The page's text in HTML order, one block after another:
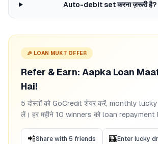
Auto-debit set करना ज़रूरी है?
🎉 LOAN MUKT OFFER
Refer & Earn: Aapka Loan
Hai!
5 दोस्तों को GoCredit शेयर करें, monthly lucky
लें। हर महीने 10 winners को loan repayment
📲Share with 5 friends 🎰Enter lucky